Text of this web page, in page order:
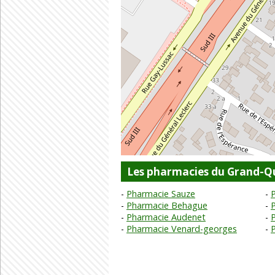
Les pharmacies du Grand-
Pharmacie Sauze
Pharmacie Behague
Pharmacie Audenet
Pharmacie Venard-georges